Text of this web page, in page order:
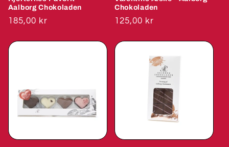
o
n
:
Aalborg Chokoladen
Normalpris
185,00 kr
Chokoladen
Normalpris
125,00 kr